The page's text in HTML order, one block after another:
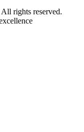
All rights reserved.